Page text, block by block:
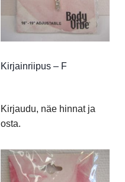
Kirjainriipus – F
Kirjaudu, näe hinnat ja
osta.